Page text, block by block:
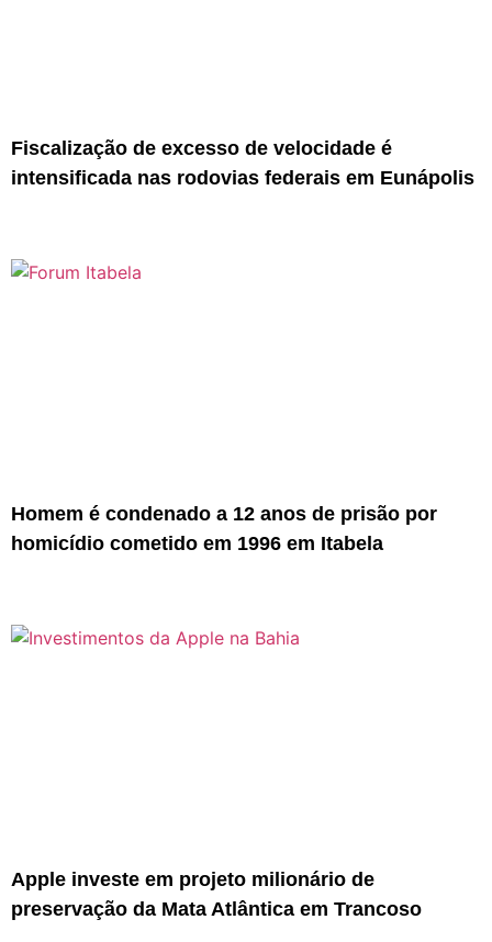
Fiscalização de excesso de velocidade é
intensificada nas rodovias federais em Eunápolis
Homem é condenado a 12 anos de prisão por
homicídio cometido em 1996 em Itabela
Apple investe em projeto milionário de
preservação da Mata Atlântica em Trancoso